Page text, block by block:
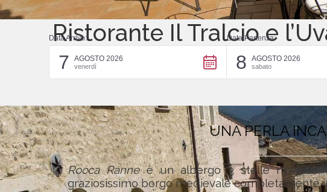
Ristorante Il Tralcio e
Dotato di terrazza panoramica dove gustare la prima colazione,
Data Arrivo:
7 AGOSTO 2026
venerdì
Data Partenza:
8 AGOSTO 2026
sabato
UNA PERLA
Rocca Ranneè un albergo 3 stelle ricavato
graziosissimo borgo medievale